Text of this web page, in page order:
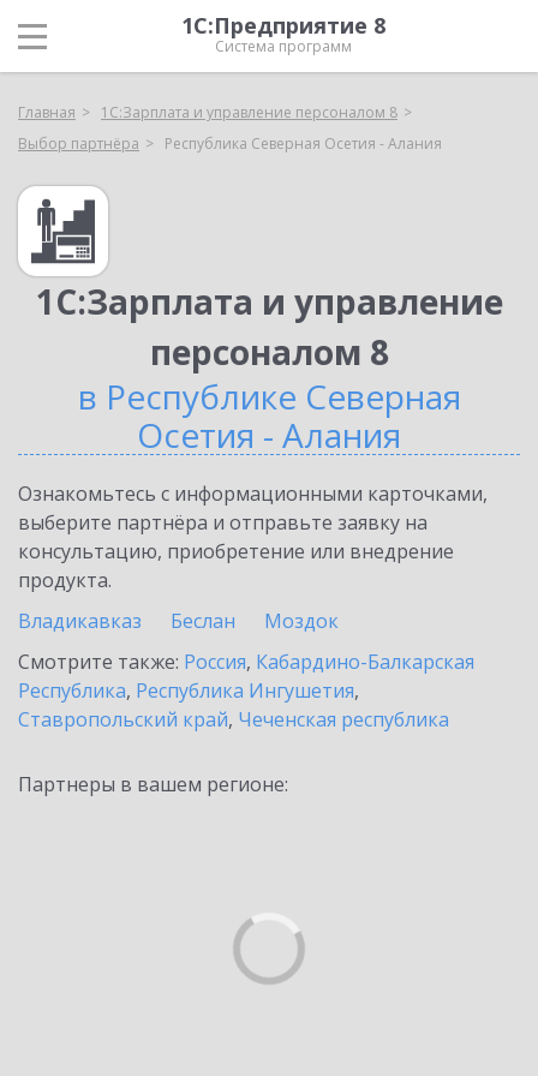
1С:Предприятие 8
Система программ
Главная
1С:Зарплата и управление персоналом 8
Выбор партнёра
Республика Северная Осетия - Алания
1С:Зарплата и управление
персоналом 8
в Республике Северная
Осетия - Алания
Ознакомьтесь с информационными карточками,
выберите партнёра и отправьте заявку на
консультацию, приобретение или внедрение
продукта.
Владикавказ
Беслан
Моздок
Смотрите также: Россия, Кабардино-Балкарская
Республика, Республика Ингушетия,
Ставропольский край, Чеченская республика
Партнеры в вашем регионе: